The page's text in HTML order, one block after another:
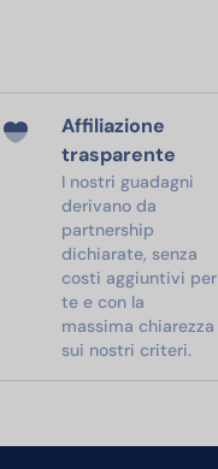
Affiliazione
trasparente
I nostri guadagni
derivano da
partnership
dichiarate, senza
costi aggiuntivi per
te e con la
massima chiarezza
sui nostri criteri.